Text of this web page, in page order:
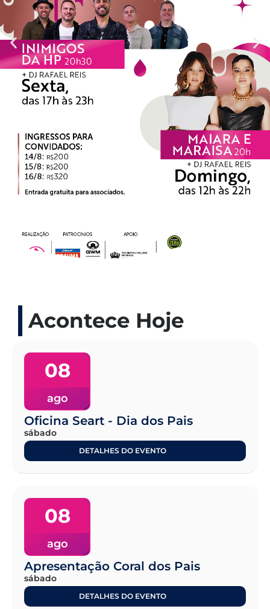
Acontece Hoje
08
ago
Oficina Seart - Dia dos Pais
sábado
DETALHES DO EVENTO
08
ago
Apresentação Coral dos Pais
sábado
DETALHES DO EVENTO